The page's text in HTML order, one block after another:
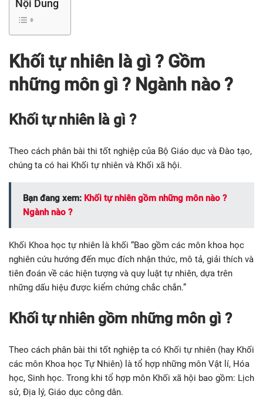
Nội Dung
Khối tự nhiên là gì ? Gồm
những môn gì ? Ngành nào ?
Khối tự nhiên là gì ?
Theo cách phân bài thi tốt nghiệp của Bộ Giáo dục và Đào tạo,
chúng ta có hai Khối tự nhiên và Khối xã hội.
Bạn đang xem: Khối tự nhiên gồm những môn nào ?
Ngành nào ?
Khối Khoa học tự nhiên là khối “Bao gồm các môn khoa học
nghiên cứu hướng đến mục đích nhận thức, mô tả, giải thích và
tiên đoán về các hiện tượng và quy luật tự nhiên, dựa trên
những dấu hiệu được kiểm chứng chắc chắn.”
Khối tự nhiên gồm những môn gì ?
Theo cách phân bài thi tốt nghiệp ta có Khối tự nhiên (hay Khối
các môn Khoa học Tự Nhiên) là tổ hợp những môn Vật lí, Hóa
học, Sinh học. Trong khi tổ hợp môn Khối xã hội bao gồm: Lịch
sử, Địa lý, Giáo dục công dân.